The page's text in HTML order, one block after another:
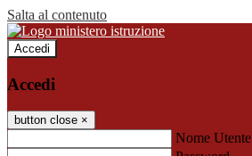
Salta al contenuto
Accedi
Accedi
button close ×
Nome Utente